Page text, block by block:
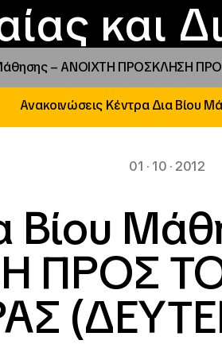
και
Το Νέα
Μάθησης – ΑΝΟΙΧΤΗ ΠΡΟΣΚΛΗΣΗ
Ανακοινώσεις Κέντρα Δια Βίου
01 · 10 · 2012
Βίου
ΠΡΟΣ